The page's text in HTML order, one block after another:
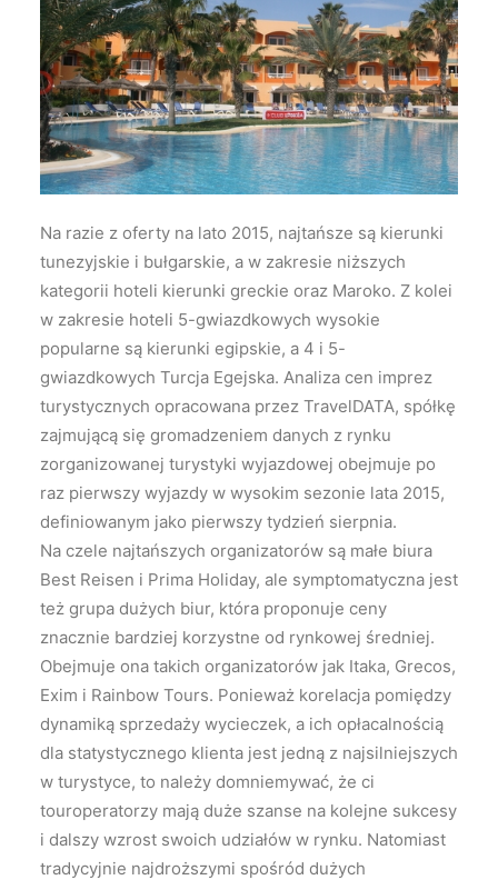
Wyszukiwanie
Na razie z oferty na lato 2015, najtańsze są kierunki
tunezyjskie i bułgarskie, a w zakresie niższych
kategorii hoteli kierunki greckie oraz Maroko. Z kolei
w zakresie hoteli 5-gwiazdkowych wysokie
popularne są kierunki egipskie, a 4 i 5-
gwiazdkowych Turcja Egejska. Analiza cen imprez
turystycznych opracowana przez TravelDATA, spółkę
zajmującą się gromadzeniem danych z rynku
zorganizowanej turystyki wyjazdowej obejmuje po
raz pierwszy wyjazdy w wysokim sezonie lata 2015,
definiowanym jako pierwszy tydzień sierpnia.
Na czele najtańszych organizatorów są małe biura
Best Reisen i Prima Holiday, ale symptomatyczna jest
też grupa dużych biur, która proponuje ceny
znacznie bardziej korzystne od rynkowej średniej.
Obejmuje ona takich organizatorów jak Itaka, Grecos,
Exim i Rainbow Tours. Ponieważ korelacja pomiędzy
dynamiką sprzedaży wycieczek, a ich opłacalnością
dla statystycznego klienta jest jedną z najsilniejszych
w turystyce, to należy domniemywać, że ci
touroperatorzy mają duże szanse na kolejne sukcesy
i dalszy wzrost swoich udziałów w rynku. Natomiast
tradycyjnie najdroższymi spośród dużych